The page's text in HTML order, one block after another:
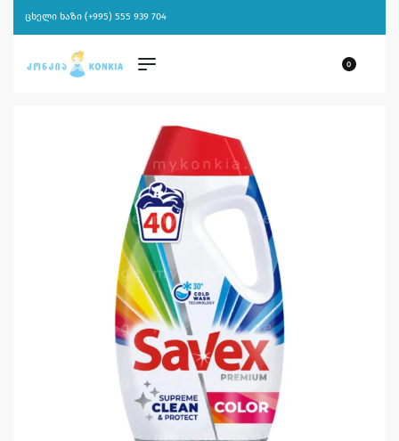
ცხელი ხაზი (+995) 555 939 704
0